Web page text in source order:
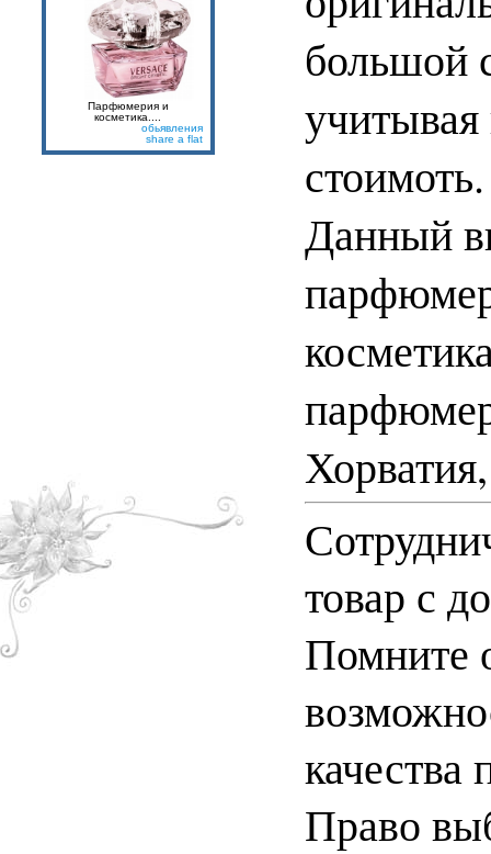
Парфюмерия и
косметика....
обьявления
share a flat
большой
стоимоть.
Данный
Хорватия,
товар с
Помните
Право